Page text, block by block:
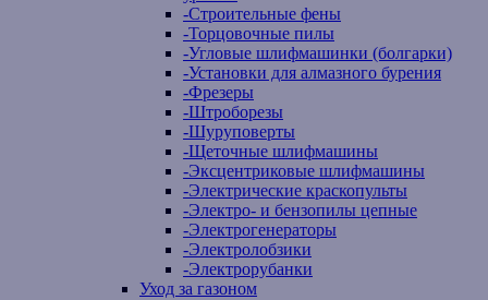
-Строительные фены
-Торцовочные пилы
-Угловые шлифмашинки (болгарки)
-Установки для алмазного бурения
-Фрезеры
-Штроборезы
-Шуруповерты
-Щеточные шлифмашины
-Эксцентриковые шлифмашины
-Электрические краскопульты
-Электро- и бензопилы цепные
-Электрогенераторы
-Электролобзики
-Электрорубанки
Уход за газоном